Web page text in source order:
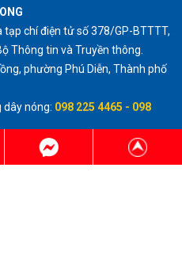
chí điện tử số 378/GP-BTTTT,
Thông tin và Truyền thông.
phường Phú Diễn, Thành phố
dây nóng: 098 225 4465 - 098